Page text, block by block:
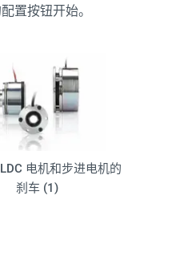
置按钮开始。
电机和步进电机的
刹车 (1)